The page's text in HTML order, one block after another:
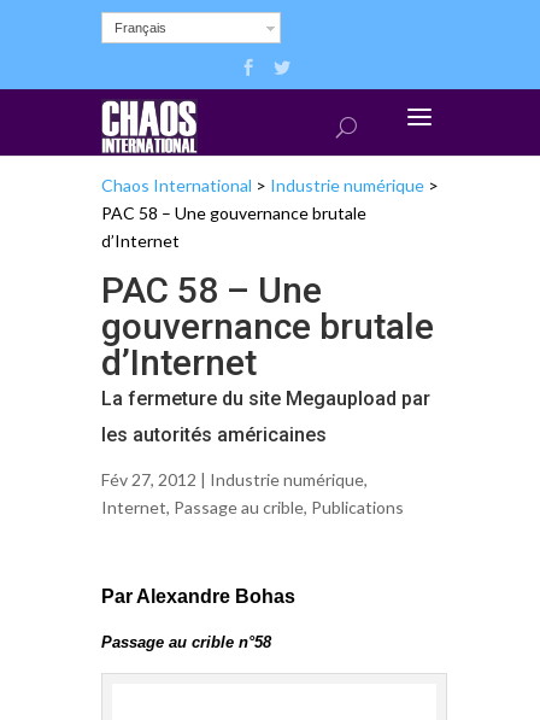
Français
Chaos International > Industrie numérique >
PAC 58 – Une gouvernance brutale
d’Internet
PAC 58 – Une
gouvernance brutale
d’Internet
La fermeture du site Megaupload par
les autorités américaines
Fév 27, 2012 | Industrie numérique,
Internet, Passage au crible, Publications
Par Alexandre Bohas
Passage au crible n°58